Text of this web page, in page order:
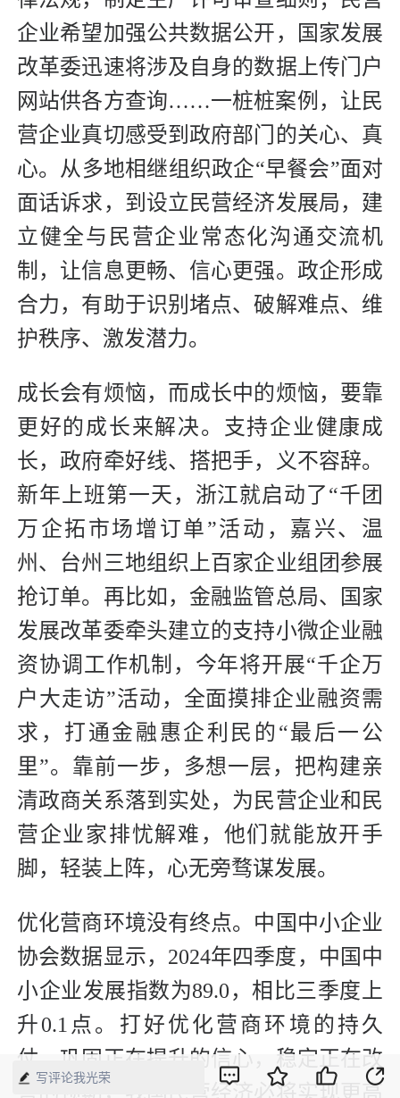
企业希望加强公共数据公开，国家发展
改革委迅速将涉及自身的数据上传门户
网站供各方查询……一桩桩案例，让民
营企业真切感受到政府部门的关心、真
心。从多地相继组织政企“早餐会”面对
面话诉求，到设立民营经济发展局，建
立健全与民营企业常态化沟通交流机
制，让信息更畅、信心更强。政企形成
合力，有助于识别堵点、破解难点、维
护秩序、激发潜力。
成长会有烦恼，而成长中的烦恼，要靠
更好的成长来解决。支持企业健康成
长，政府牵好线、搭把手，义不容辞。
新年上班第一天，浙江就启动了“千团
万企拓市场增订单”活动，嘉兴、温
州、台州三地组织上百家企业组团参展
抢订单。再比如，金融监管总局、国家
发展改革委牵头建立的支持小微企业融
资协调工作机制，今年将开展“千企万
户大走访”活动，全面摸排企业融资需
求，打通金融惠企利民的“最后一公
里”。靠前一步，多想一层，把构建亲
清政商关系落到实处，为民营企业和民
营企业家排忧解难，他们就能放开手
脚，轻装上阵，心无旁骛谋发展。
优化营商环境没有终点。中国中小企业
协会数据显示，2024年四季度，中国中
小企业发展指数为89.0，相比三季度上
升0.1点。打好优化营商环境的持久
仗，巩固正在提升的信心，稳定正在改
善的预期，我国民营经济必将实现更高
写评论我光荣